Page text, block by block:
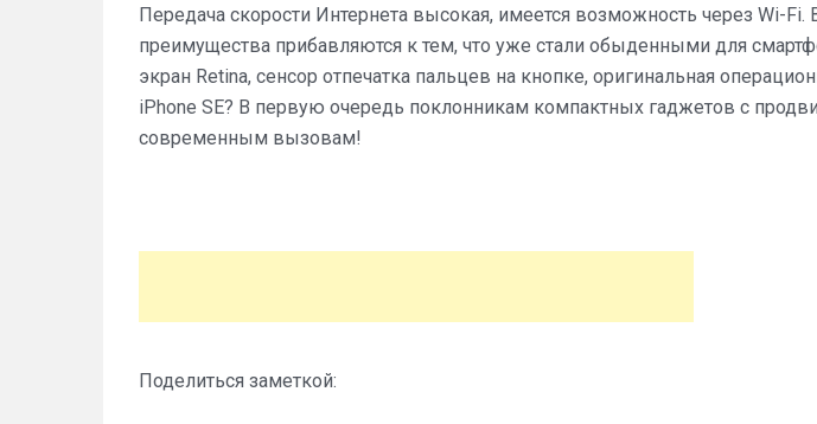
Передача скорости Интернета высокая, имеется возможность через Wi-
преимущества прибавляются к тем, что уже стали обыденными для
экран Retina, сенсор отпечатка пальцев на кнопке, оригинальная
iPhone SE? В первую очередь поклонникам компактных гаджетов с
современным вызовам!
Поделиться заметкой: